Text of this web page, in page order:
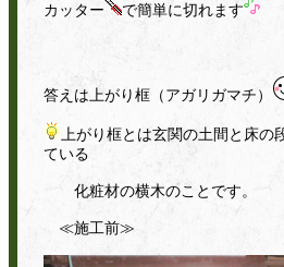
カッター で簡単に切れます
答えは上がり框（アガリガマチ）
上がり框とは玄関の土間と床の
ている
化粧材の横木のことです。
≪施工前≫